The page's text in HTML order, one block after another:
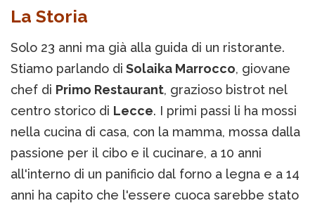
La Storia
Solo 23 anni ma già alla guida di un ristorante.
Stiamo parlando di Solaika Marrocco, giovane
chef di Primo Restaurant, grazioso bistrot nel
centro storico di Lecce. I primi passi li ha mossi
nella cucina di casa, con la mamma, mossa dalla
passione per il cibo e il cucinare, a 10 anni
all'interno di un panificio dal forno a legna e a 14
anni ha capito che l'essere cuoca sarebbe stato